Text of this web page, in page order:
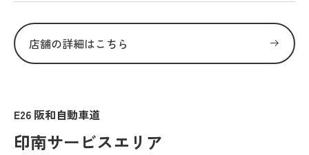
店舗の詳細はこちら
E26 阪和自動車道
印南サービスエリア